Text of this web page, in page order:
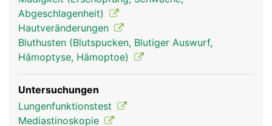
Reinigung der Atemluft ausgestattet ist.
Abgeschlagenheit)
Hautveränderungen
Bluthusten (Blutspucken, Blutiger Auswurf,
Hämoptyse, Hämoptoe)
Untersuchungen
Lungenfunktionstest
Mediastinoskopie